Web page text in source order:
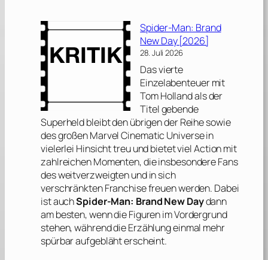
Spider-Man: Brand
New Day [2026]
28. Juli 2026
Das vierte
Einzelabenteuer mit
Tom Hollandals der
Titel gebende
Superheld bleibt den übrigen der Reihe sowie
des großenMarvel Cinematic Universein
vielerlei Hinsicht treu und bietet viel Action mit
zahlreichen Momenten, die insbesondere Fans
des weitverzweigten und in sich
verschränkten Franchise freuen werden. Dabei
ist auchSpider-Man: Brand New Daydann
am besten, wenn die Figuren im Vordergrund
stehen, während die Erzählung einmal mehr
spürbar aufgebläht erscheint.